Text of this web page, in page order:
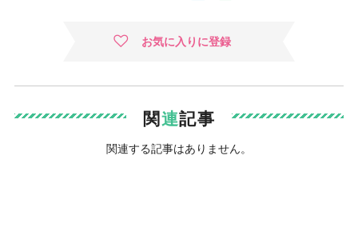
お気に入りに登録
関連記事
関連する記事はありません。